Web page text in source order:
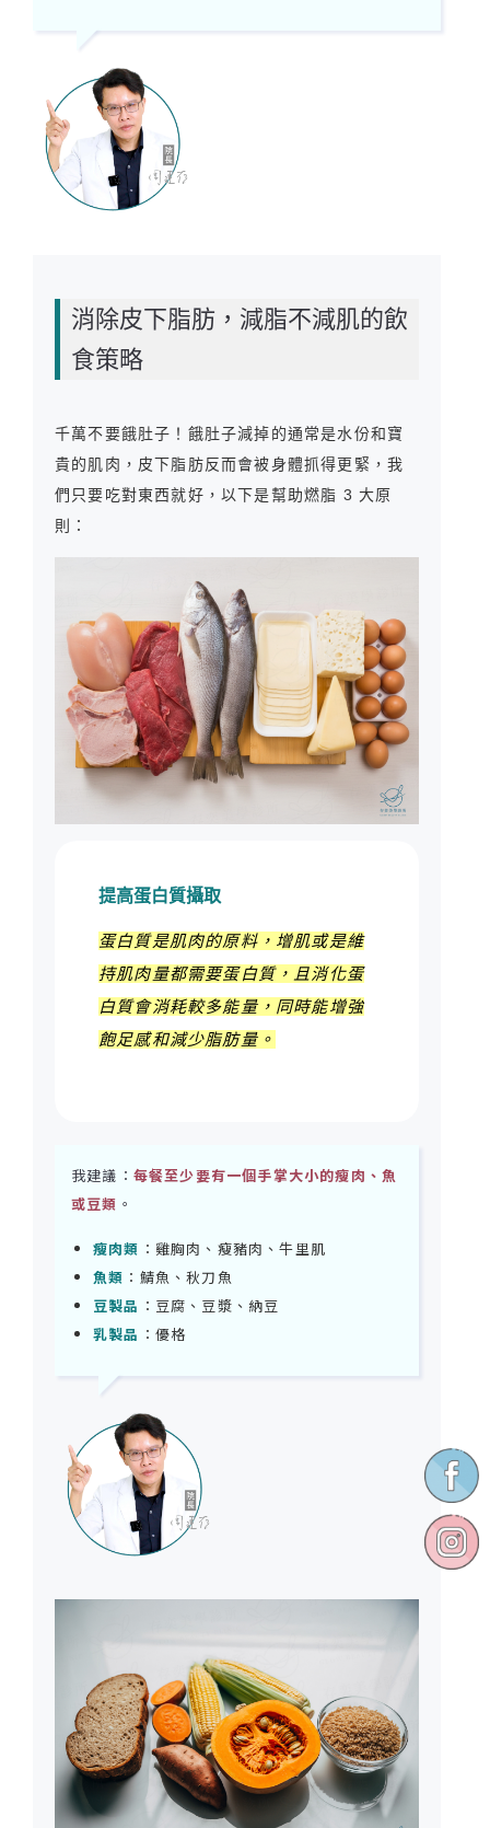
消除皮下脂肪，減脂不減肌的飲
食策略
千萬不要餓肚子！餓肚子減掉的通常是水份和寶
貴的肌肉，皮下脂肪反而會被身體抓得更緊，我
們只要吃對東西就好，以下是幫助燃脂 3 大原
則：
提高蛋白質攝取
蛋白質是肌肉的原料，增肌或是維
持肌肉量都需要蛋白質，且消化蛋
白質會消耗較多能量，同時能增強
飽足感和減少脂肪量。
我建議： 每餐至少要有一個手掌大小的瘦肉、魚
或豆類 。
瘦肉類 ：雞胸肉、瘦豬肉、牛里肌
魚類 ：鯖魚、秋刀魚
豆製品 ：豆腐、豆漿、納豆
乳製品 ：優格